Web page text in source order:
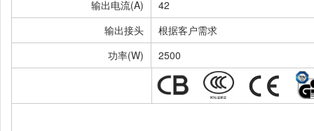
输出电流(A)
42
输出接头
根据客户需求
功率(W)
2500